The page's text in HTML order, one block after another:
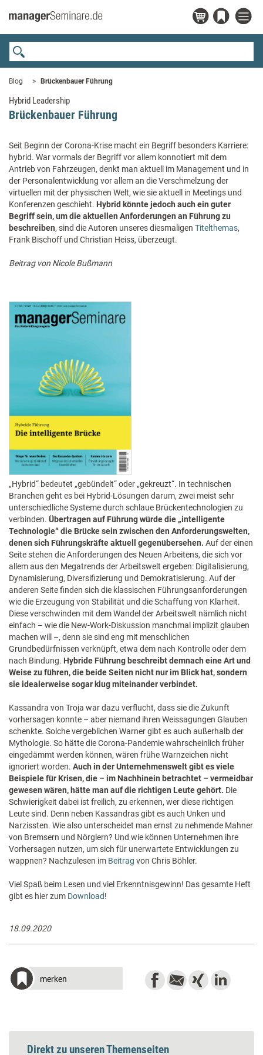
Blog Brückenbauer Führung
Hybrid Leadership
Brückenbauer Führung
Seit Beginn der Corona-Krise macht ein Begriff besonders Karriere:
hybrid. War vormals der Begriff vor allem konnotiert mit dem
Antrieb von Fahrzeugen, denkt man aktuell im Management und in
der Personalentwicklung vor allem an die Verschmelzung der
virtuellen mit der physischen Welt, wie sie aktuell in Meetings und
Konferenzen geschieht. Hybrid könnte jedoch auch ein guter
Begriff sein, um die aktuellen Anforderungen an Führung zu
beschreiben, sind die Autoren unseres diesmaligen Titelthemas,
Frank Bischoff und Christian Heiss, überzeugt.
Beitrag von Nicole Bußmann
„Hybrid“ bedeutet „gebündelt“ oder „gekreuzt“. In technischen
Branchen geht es bei Hybrid-Lösungen darum, zwei meist sehr
unterschiedliche Systeme durch schlaue Brückentechnologien zu
verbinden. Übertragen auf Führung würde die „intelligente
Technologie“ die Brücke sein zwischen den Anforderungswelten,
denen sich Führungskräfte aktuell gegenübersehen. Auf der einen
Seite stehen die Anforderungen des Neuen Arbeitens, die sich vor
allem aus den Megatrends der Arbeitswelt ergeben: Digitalisierung,
Dynamisierung, Diversifizierung und Demokratisierung. Auf der
anderen Seite finden sich die klassischen Führungsanforderungen
wie die Erzeugung von Stabilität und die Schaffung von Klarheit.
Diese verschwinden mit dem Wandel der Arbeitswelt nämlich nicht
einfach – wie die New-Work-Diskussion manchmal implizit glauben
machen will –, denn sie sind eng mit menschlichen
Grundbedürfnissen verknüpft, etwa dem nach Kontrolle oder dem
nach Bindung. Hybride Führung beschreibt demnach eine Art und
Weise zu führen, die beide Seiten nicht nur im Blick hat, sondern
sie idealerweise sogar klug miteinander verbindet.
Kassandra von Troja war dazu verflucht, dass sie die Zukunft
vorhersagen konnte – aber niemand ihren Weissagungen Glauben
schenkte. Solche vergeblichen Warner gibt es auch außerhalb der
Mythologie. So hätte die Corona-Pandemie wahrscheinlich früher
eingedämmt werden können, wären frühe Warnzeichen nicht
ignoriert worden. Auch in der Unternehmenswelt gibt es viele
Beispiele für Krisen, die – im Nachhinein betrachtet – vermeidbar
gewesen wären, hätte man auf die richtigen Leute gehört. Die
Schwierigkeit dabei ist freilich, zu erkennen, wer diese richtigen
Leute sind. Denn neben Kassandras gibt es auch Unken und
Narzissten. Wie also unterscheidet man ernst zu nehmende Mahner
von Bremsern und Nörglern? Und wie können Unternehmen ihre
Vorhersagen nutzen, um sich für unerwartete Entwicklungen zu
wappnen? Nachzulesen im Beitrag von Chris Böhler.
Viel Spaß beim Lesen und viel Erkenntnisgewinn! Das gesamte Heft
gibt es hier zum Download!
18.09.2020
merken
Direkt zu unseren Themenseiten